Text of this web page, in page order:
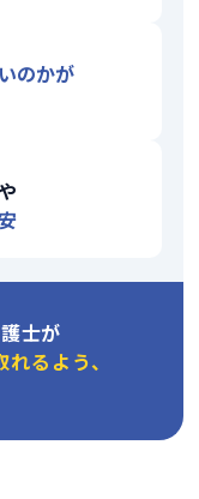
のかが
士が
るよう、